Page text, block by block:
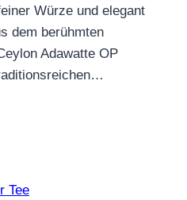
Würze und elegant
dem berühmten
Adawatte OP
Tee